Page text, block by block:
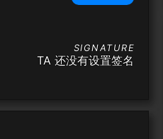
TA 还没有设置签名